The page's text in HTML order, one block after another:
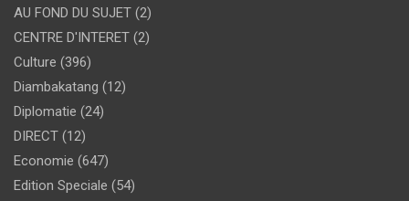
AU FOND DU SUJET (2)
CENTRE D'INTERET (2)
Culture (396)
Diambakatang (12)
Diplomatie (24)
DIRECT (12)
Economie (647)
Edition Speciale (54)